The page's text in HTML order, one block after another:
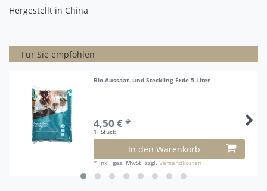
Hergestellt in China
Für Sie empfohlen
Bio-Aussaat- und Steckling Erde 5 Liter
4,50 € *
1 Stück
In den Warenkorb
* inkl. ges. MwSt. zzgl.Versandkosten